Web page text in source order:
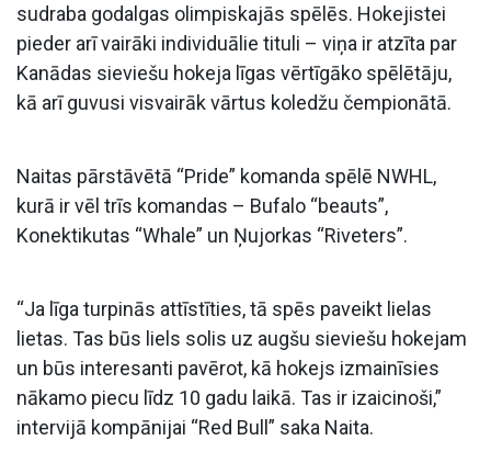
sudraba godalgas olimpiskajās spēlēs. Hokejistei
pieder arī vairāki individuālie tituli – viņa ir atzīta par
Kanādas sieviešu hokeja līgas vērtīgāko spēlētāju,
kā arī guvusi visvairāk vārtus koledžu čempionātā.
Naitas pārstāvētā “Pride” komanda spēlē NWHL,
kurā ir vēl trīs komandas – Bufalo “beauts”,
Konektikutas “Whale” un Ņujorkas “Riveters”.
“Ja līga turpinās attīstīties, tā spēs paveikt lielas
lietas. Tas būs liels solis uz augšu sieviešu hokejam
un būs interesanti pavērot, kā hokejs izmainīsies
nākamo piecu līdz 10 gadu laikā. Tas ir izaicinoši,”
intervijā kompānijai “Red Bull” saka Naita.